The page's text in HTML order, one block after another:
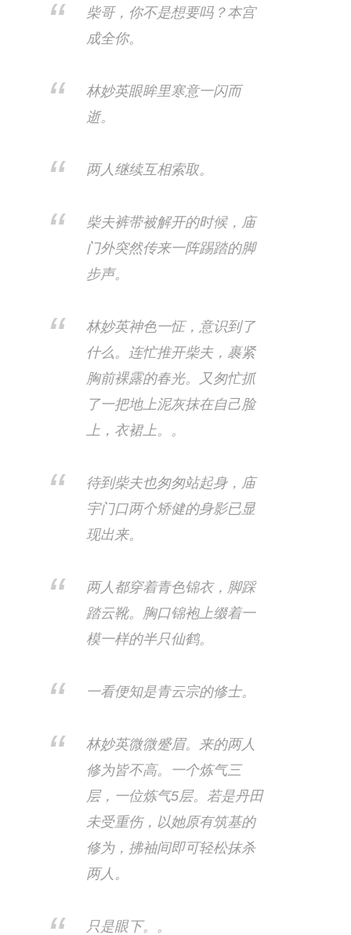
柴哥，你不是想要吗？本宫
成全你。
林妙英眼眸里寒意一闪而
逝。
两人继续互相索取。
柴夫裤带被解开的时候，庙
门外突然传来一阵踢踏的脚
步声。
林妙英神色一怔，意识到了
什么。连忙推开柴夫，裹紧
胸前裸露的春光。又匆忙抓
了一把地上泥灰抹在自己脸
上，衣裙上。。
待到柴夫也匆匆站起身，庙
宇门口两个矫健的身影已显
现出来。
两人都穿着青色锦衣，脚踩
踏云靴。胸口锦袍上缀着一
模一样的半只仙鹤。
一看便知是青云宗的修士。
林妙英微微蹙眉。来的两人
修为皆不高。一个炼气三
层，一位炼气5层。若是丹田
未受重伤，以她原有筑基的
修为，拂袖间即可轻松抹杀
两人。
只是眼下。。